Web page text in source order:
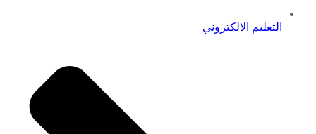
التعليم الالكتروني